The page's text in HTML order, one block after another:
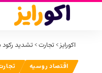
اکورایز>تجارت>تشدید
اقتصاد روسیه